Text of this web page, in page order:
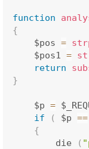
function
{
	$pos
=
	$pos1
=
return
}
	$p
=
if
( $p ==
{
		die
(